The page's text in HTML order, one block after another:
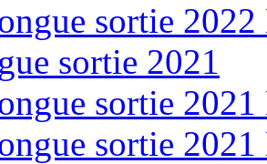
sortie 2022
sortie 2021
sortie 2021
sortie 2021